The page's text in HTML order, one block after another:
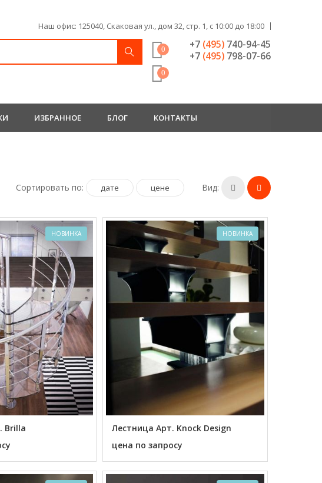
Наш офис: 125040, Скаковая ул., дом 32, стр. 1, c 10:00 до 18:00
0
0
+7 (495) 740-94-45
+7 (495) 798-07-66
ИЗБРАННОЕ БЛОГ КОНТАКТЫ
Сортировать по: дате цене Вид:
НОВИНКА
Brilla
НОВИНКА
Лестница Арт. Knock Design
цена по запросу